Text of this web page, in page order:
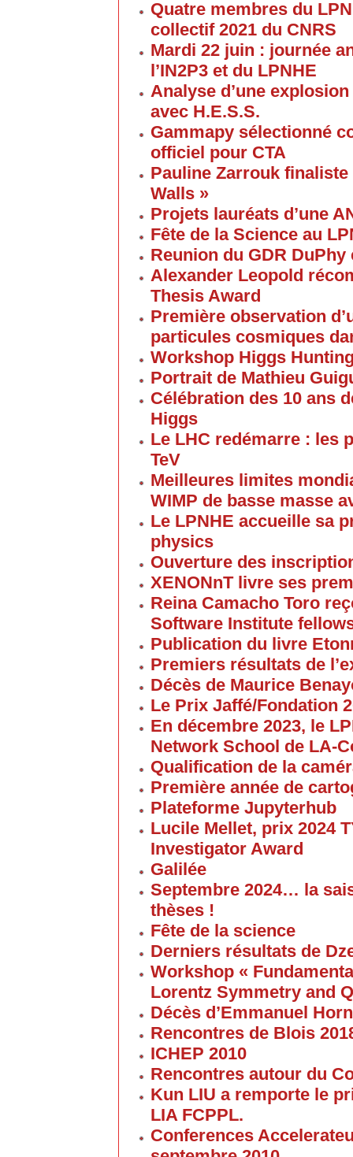
Quatre membres du
collectif 2021 du CNRS
Mardi 22 juin : journée
l’IN2P3 et du LPNHE
Analyse d’une
avec H.E.S.S.
Gammapy sélectionné
officiel pour CTA
Pauline Zarrouk
Walls »
Projets lauréats d’une
Fête de la Science au
Reunion du GDR DuPhy
Alexander Leopold
Thesis Award
Première observation
particules cosmiques
Workshop Higgs
Portrait de Mathieu
Célébration des 10 ans
Higgs
Le LHC redémarre : les
TeV
Meilleures limites
WIMP de basse masse
Le LPNHE accueille sa
physics
Ouverture des
XENONnT livre ses
Reina Camacho Toro
Software Institute
Publication du livre
Premiers résultats de
Décès de Maurice
Le Prix Jaffé/Fondation
En décembre 2023, le
Network School de LA-
Qualification de la
Première année de
Plateforme Jupyterhub
Lucile Mellet, prix 2024
Investigator Award
Galilée
Septembre 2024… la
thèses !
Fête de la science
Derniers résultats de
Workshop «
Lorentz Symmetry and
Décès d’Emmanuel
Rencontres de Blois
ICHEP 2010
Rencontres autour du
Kun LIU a remporte le
LIA FCPPL.
Conferences